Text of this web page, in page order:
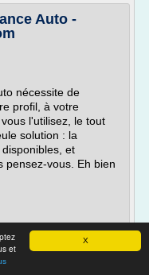
X
et
Auto -
nécessite de
profil, à votre
l'utilisez, le tout
solution : la
et
pensez-vous. Eh bien